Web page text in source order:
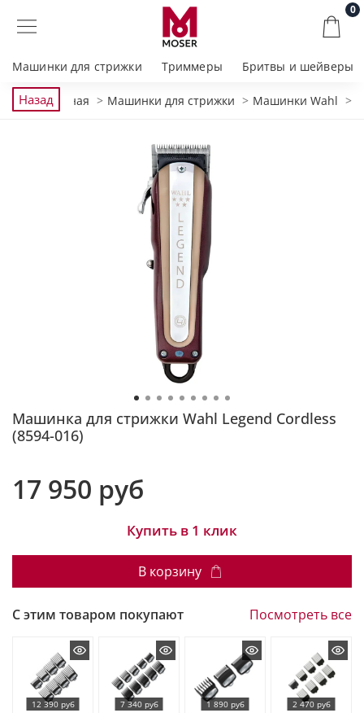
0
Машинки для стрижки Триммеры Бритвы и шейверы
НазадГлавная Машинки для стрижки Машинки Wahl
Машинка для стрижки Wahl Legend Cordless
(8594-016)
17 950 руб
Купить в 1 клик
В корзину
С этим товаром покупают Посмотреть все
12 390 руб 7 340 руб 1 890 руб 2 470 руб